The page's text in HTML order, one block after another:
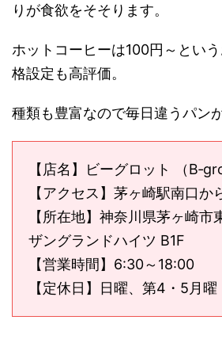
りが食欲をそそります。
ホットコーヒーは100円～とい
格設定も高評価。
種類も豊富なので毎日違うパン
【店名】ビーグロット （
【アクセス】茅ヶ崎駅南口か
【所在地】神奈川県茅ヶ崎
ザングランドハイツ B1F
【営業時間】 6:30～18:00
【定休日】日曜、第4・5月曜